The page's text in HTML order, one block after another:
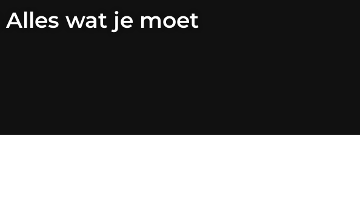
Alles wat je moet